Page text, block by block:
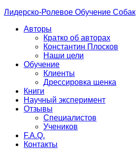
Лидерско-Ролевое Обучение Собак
Авторы
Кратко об авторах
Константин Плосков
Наши цели
Обучение
Клиенты
Дрессировка щенка
Книги
Научный эксперимент
Отзывы
Специалистов
Учеников
F.A.Q.
Контакты